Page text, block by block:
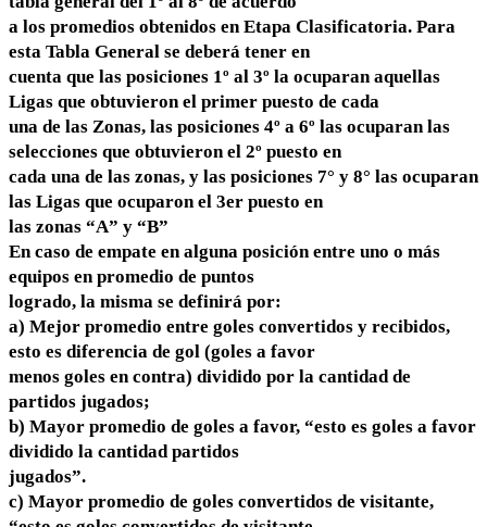
a los promedios obtenidos en Etapa Clasificatoria. Para
esta Tabla General se deberá tener en
cuenta que las posiciones 1º al 3º la ocuparan aquellas
Ligas que obtuvieron el primer puesto de cada
una de las Zonas, las posiciones 4º a 6º las ocuparan las
selecciones que obtuvieron el 2º puesto en
cada una de las zonas, y las posiciones 7° y 8° las ocuparan
las Ligas que ocuparon el 3er puesto en
las zonas “A” y “B”
En caso de empate en alguna posición entre uno o más
equipos en promedio de puntos
logrado, la misma se definirá por:
a) Mejor promedio entre goles convertidos y recibidos,
esto es diferencia de gol (goles a favor
menos goles en contra) dividido por la cantidad de
partidos jugados;
b) Mayor promedio de goles a favor, “esto es goles a favor
dividido la cantidad partidos
jugados”.
c) Mayor promedio de goles convertidos de visitante,